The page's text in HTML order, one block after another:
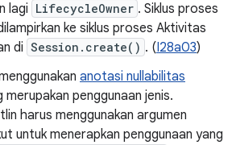
lagi LifecycleOwner . Siklus proses
ke siklus proses Aktivitas
di Session.create() . (I28a03)
anotasi nullabilitas
merupakan penggunaan jenis.
harus menggunakan argumen
untuk menerapkan penggunaan yang